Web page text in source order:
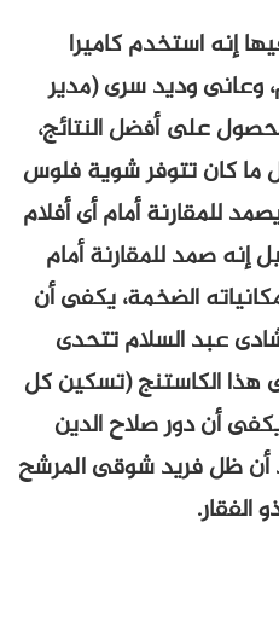
إنه استخدم كاميرا
وعانى وديد سرى (مدير
على أفضل النتائج،
كان تتوفر شوية فلوس
للمقارنة أمام أى أفلام
إنه صمد للمقارنة أمام
الضخمة، يكفى أن
عبد السلام تتحدى
هذا الكاستنج (تسكين كل
أن دور صلاح الدين
ظل فريد شوقى المرشح
الفقار.